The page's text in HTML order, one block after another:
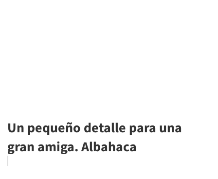
Un pequeño detalle para una
gran amiga. Albahaca